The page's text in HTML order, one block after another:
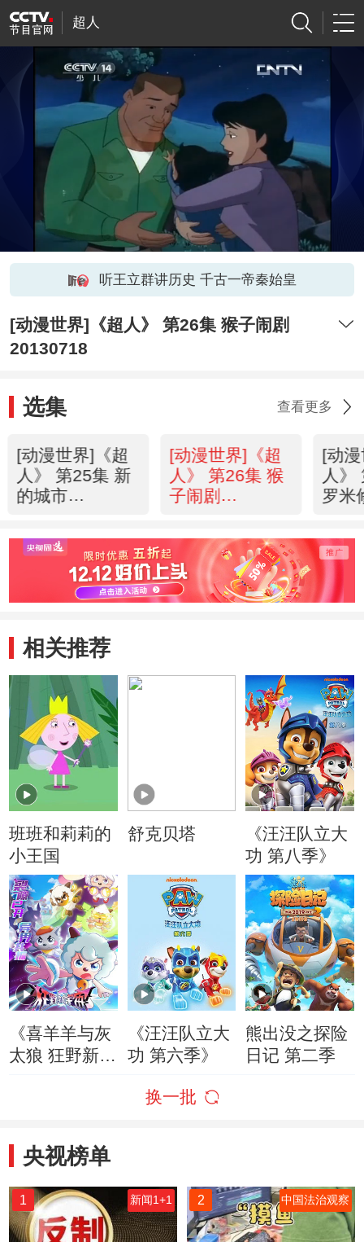
超人
听王立群讲历史 千古一帝秦始皇
[动漫世界]《超人》 第26集 猴子闹剧
20130718
选集 查看更多
[动漫世界]《超
人》 第25集 新
的城市
[动漫世界]《超
人》 第26集 猴
子闹剧
[动
人》
罗米
相关推荐
班班和莉莉的
小王国
舒克贝塔
《汪汪队立大
功 第八季》
《喜羊羊与灰
太狼 狂野新宇
《汪汪队立大
功 第六季》
熊出没之探险
日记 第二季
换一批
央视榜单
1 新闻1+1 2 中国法治观察